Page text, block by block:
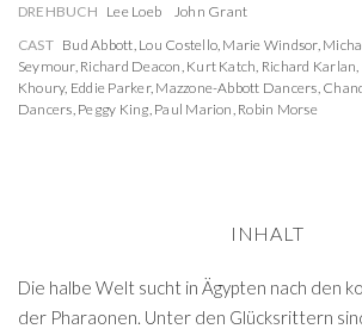
DREHBUCH Lee Loeb
John Grant
CAST Bud Abbott, Lou Costello, Marie Windsor,
Seymour, Richard Deacon, Kurt Katch, Richard Karlan,
Khoury, Eddie Parker, Mazzone-Abbott Dancers,
Dancers, Peggy King, Paul Marion, Robin Morse
INHALT
Die halbe Welt sucht in Ägypten nach den
der Pharaonen. Unter den Glücksrittern